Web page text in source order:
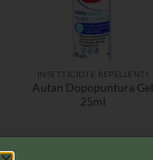
INSETTICIDI E REPELLENTI
Autan Dopopuntura Gel
25ml